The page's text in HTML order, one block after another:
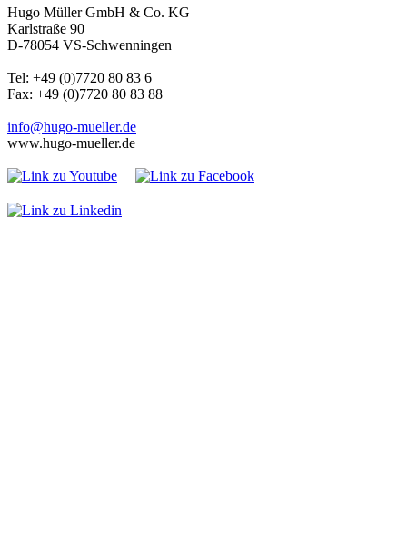
Hugo Müller GmbH & Co. KG
Karlstraße 90
D-78054 VS-Schwenningen
Tel: +49 (0)7720 80 83 6
Fax: +49 (0)7720 80 83 88
info@hugo-mueller.de
www.hugo-mueller.de